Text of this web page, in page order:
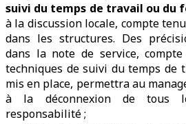
suivi du temps de travail ou du
à la discussion locale, compte
dans les structures. Des
dans la note de service,
techniques de suivi du temps de
mis en place, permettra au
à la déconnexion de tous
responsabilité ;